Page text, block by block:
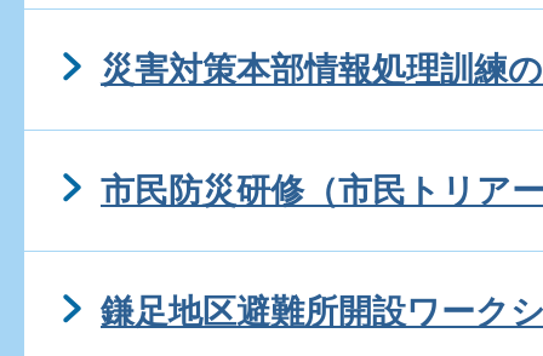
災害対策本部情報処理訓練
市民防災研修（市民トリア
鎌足地区避難所開設ワーク